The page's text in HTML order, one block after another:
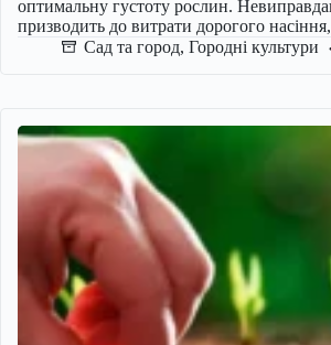
оптимальну густоту рослин.
призводить до витрати дорогого
Сад та город, Городні культури